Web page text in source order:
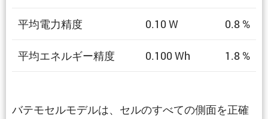
平均電力精度 0.10 W 0.8 %
平均エネルギー精度 0.100 Wh 1.8 %
バテモセルモデルは、セルのすべての側面を正確